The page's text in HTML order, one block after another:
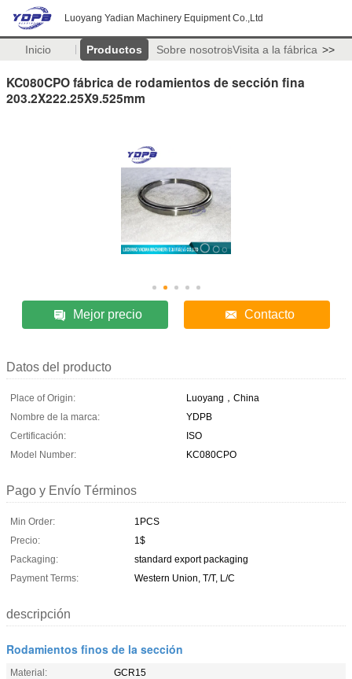
Luoyang Yadian Machinery Equipment Co.,Ltd
Inicio Productos Sobre nosotrosVisita a la fábrica >>
KC080CPO fábrica de rodamientos de sección fina
203.2X222.25X9.525mm
Mejor precio Contacto
Datos del producto
Place of Origin:
Luoyang，China
Nombre de la marca:
YDPB
Certificación:
ISO
Model Number:
KC080CPO
Pago y Envío Términos
Min Order:
1PCS
Precio:
1$
Packaging:
standard export packaging
Payment Terms:
Western Union, T/T, L/C
descripción
Rodamientos finos de la sección
Material:
GCR15